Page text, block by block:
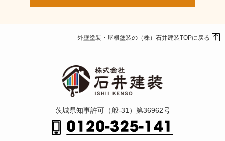
外壁塗装・屋根塗装の（株）石井建装TOPに戻る
茨城県知事許可（般-31）第36962号